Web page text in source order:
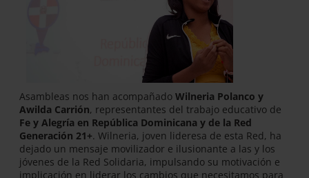
Asambleas nos han acompañado Wilneria Polanco y
Awilda Carrión, representantes del trabajo educativo de
Fe y Alegría en República Dominicana y de la Red
Generación 21+. Wilneria, joven lideresa de esta Red, ha
dejado un mensaje movilizador e ilusionante a las y los
jóvenes de la Red Solidaria, impulsando su motivación e
implicación en liderar los cambios que necesitamos para